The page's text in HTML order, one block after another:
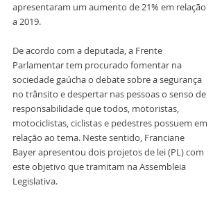
apresentaram um aumento de 21% em relação
a 2019.
De acordo com a deputada, a Frente
Parlamentar tem procurado fomentar na
sociedade gaúcha o debate sobre a segurança
no trânsito e despertar nas pessoas o senso de
responsabilidade que todos, motoristas,
motociclistas, ciclistas e pedestres possuem em
relação ao tema. Neste sentido, Franciane
Bayer apresentou dois projetos de lei (PL) com
este objetivo que tramitam na Assembleia
Legislativa.